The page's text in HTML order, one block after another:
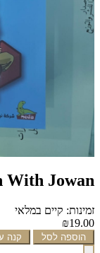
With Jowan
זמינות: קיים במלאי
₪19.00
הוספה לסל קנה